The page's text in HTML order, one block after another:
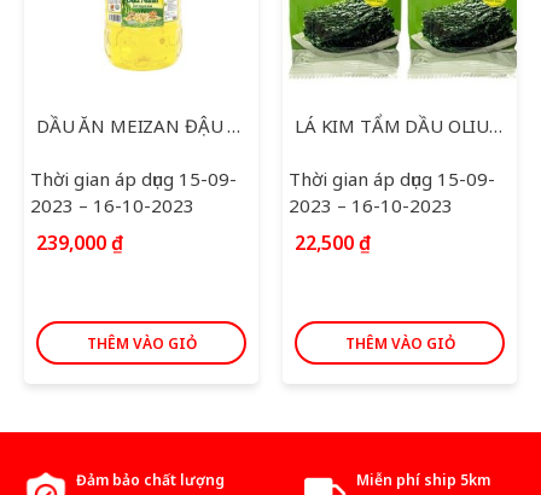
DẦU ĂN MEIZAN ĐẬU NÀNH 5L
Thời gian áp dụng 15-09-
2023 – 16-10-2023
239,000₫
THÊM VÀO GIỎ
LÁ KIM TẨM DẦU OLIU O’FOOD 2 GÓI * 5 G
Thời gian áp dụng 15-09-
2023 – 16-10-2023
22,500₫
THÊM VÀO GIỎ
Đảm bảo chất lượng
Miễn phí ship 5km